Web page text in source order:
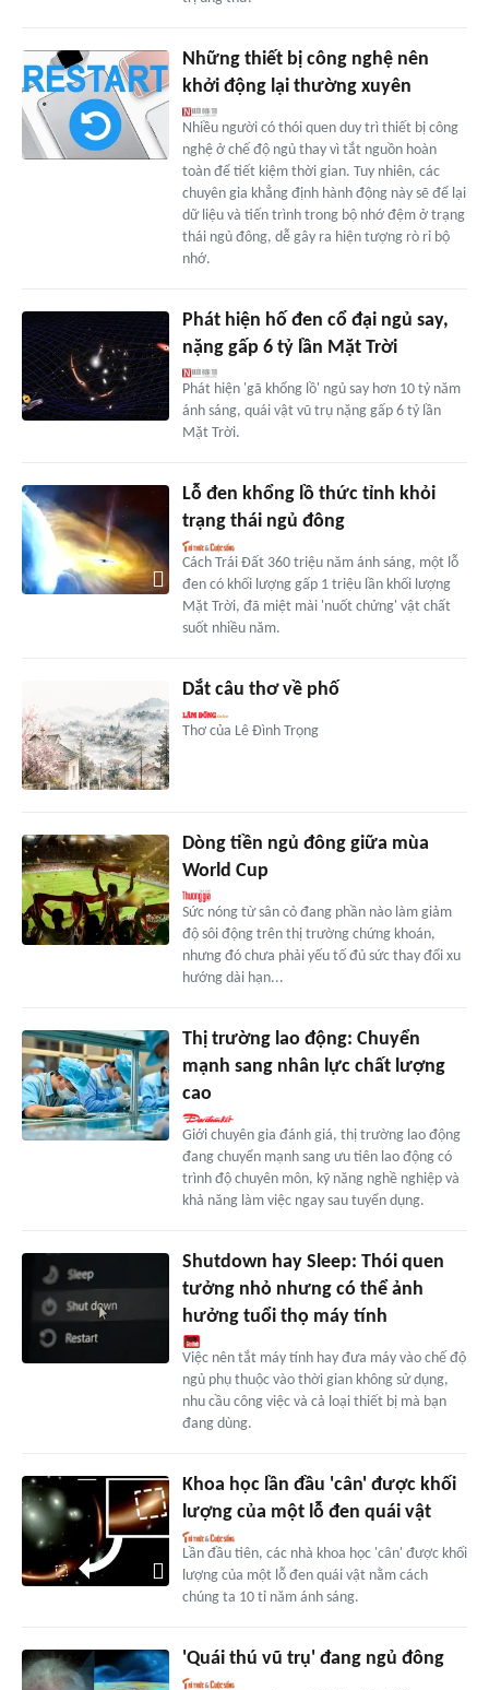
Những thiết bị công nghệ nên
khởi động lại thường xuyên
Nhiều người có thói quen duy trì thiết bị công
nghệ ở chế độ ngủ thay vì tắt nguồn hoàn
toàn để tiết kiệm thời gian. Tuy nhiên, các
chuyên gia khẳng định hành động này sẽ để lại
dữ liệu và tiến trình trong bộ nhớ đệm ở trạng
thái ngủ đông, dễ gây ra hiện tượng rò rỉ bộ
nhớ.
Phát hiện hố đen cổ đại ngủ say,
nặng gấp 6 tỷ lần Mặt Trời
Phát hiện 'gã khổng lồ' ngủ say hơn 10 tỷ năm
ánh sáng, quái vật vũ trụ nặng gấp 6 tỷ lần
Mặt Trời.
Lỗ đen khổng lồ thức tỉnh khỏi
trạng thái ngủ đông
Cách Trái Đất 360 triệu năm ánh sáng, một lỗ
đen có khối lượng gấp 1 triệu lần khối lượng
Mặt Trời, đã miệt mài 'nuốt chửng' vật chất
suốt nhiều năm.
Dắt câu thơ về phố
Thơ của Lê Đình Trọng
Dòng tiền ngủ đông giữa mùa
World Cup
Sức nóng từ sân cỏ đang phần nào làm giảm
độ sôi động trên thị trường chứng khoán,
nhưng đó chưa phải yếu tố đủ sức thay đổi xu
hướng dài hạn...
Thị trường lao động: Chuyển
mạnh sang nhân lực chất lượng
cao
Giới chuyên gia đánh giá, thị trường lao động
đang chuyển mạnh sang ưu tiên lao động có
trình độ chuyên môn, kỹ năng nghề nghiệp và
khả năng làm việc ngay sau tuyển dụng.
Shutdown hay Sleep: Thói quen
tưởng nhỏ nhưng có thể ảnh
hưởng tuổi thọ máy tính
Việc nên tắt máy tính hay đưa máy vào chế độ
ngủ phụ thuộc vào thời gian không sử dụng,
nhu cầu công việc và cả loại thiết bị mà bạn
đang dùng.
Khoa học lần đầu 'cân' được khối
lượng của một lỗ đen quái vật
Lần đầu tiên, các nhà khoa học 'cân' được khối
lượng của một lỗ đen quái vật nằm cách
chúng ta 10 tỉ năm ánh sáng.
'Quái thú vũ trụ' đang ngủ đông